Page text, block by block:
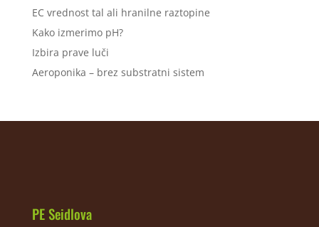
EC vrednost tal ali hranilne raztopine
Kako izmerimo pH?
Izbira prave luči
Aeroponika – brez substratni sistem
PE Seidlova